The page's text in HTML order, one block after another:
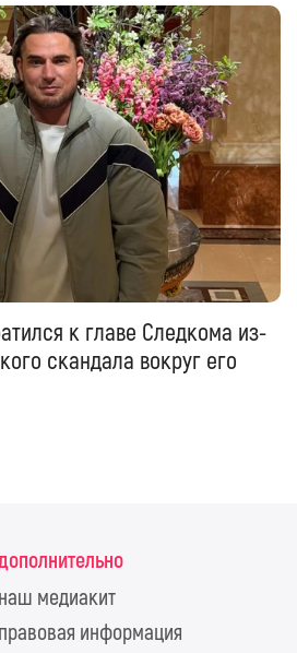
к главе Следкома из-
скандала вокруг его
наш медиакит
правовая информация